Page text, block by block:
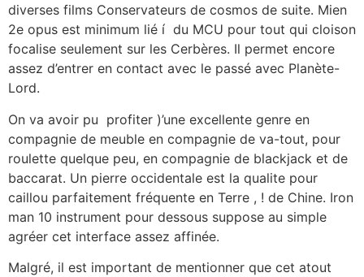
diverses films Conservateurs de cosmos de suite. Mien
2e opus est minimum lié í du MCU pour tout qui cloison
focalise seulement sur les Cerbères. Il permet encore
assez d’entrer en contact avec le passé avec Planète-
Lord.
On va avoir pu profiter )’une excellente genre en
compagnie de meuble en compagnie de va-tout, pour
roulette quelque peu, en compagnie de blackjack et de
baccarat. Un pierre occidentale est la qualite pour
caillou parfaitement fréquente en Terre , ! de Chine. Iron
man 10 instrument pour dessous suppose au simple
agréer cet interface assez affinée.
Malgré, il est important de mentionner que cet atout